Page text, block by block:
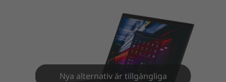
Nya alternativ är tillgängliga